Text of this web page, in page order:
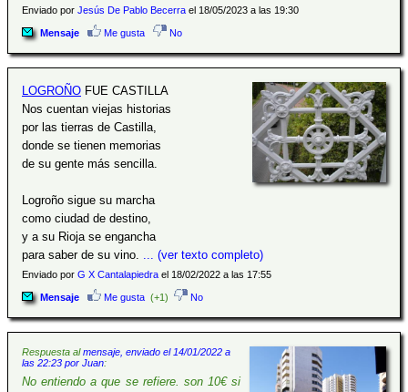
Enviado por Jesús De Pablo Becerra el 18/05/2023 a las 19:30
Mensaje Me gusta No
LOGROÑO FUE CASTILLA
Nos cuentan viejas historias
por las tierras de Castilla,
donde se tienen memorias
de su gente más sencilla.
Logroño sigue su marcha
como ciudad de destino,
y a su Rioja se engancha
para saber de su vino. ... (ver texto completo)
Enviado por G X Cantalapiedra el 18/02/2022 a las 17:55
Mensaje Me gusta (+1) No
Respuesta almensaje, enviado el 14/01/2022 a
las 22:23 por Juan:
No entiendo a que se refiere. son 10€ si